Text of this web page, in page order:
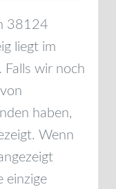
38124
liegt im
. Falls wir noch
haben,
Wenn
einzige